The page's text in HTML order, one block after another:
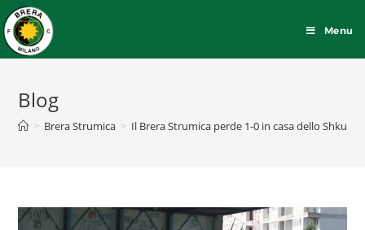
Menu
Blog
> Brera Strumica > Il Brera Strumica perde 1-0 in casa dello Shkupi